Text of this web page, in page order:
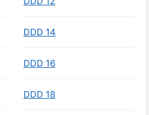
DDD 14
DDD 16
DDD 18